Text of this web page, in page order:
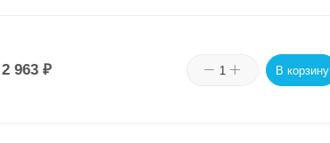
2 963₽ В корзину